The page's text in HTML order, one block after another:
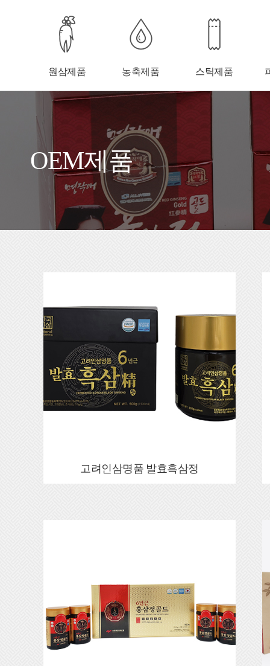
원삼제품 농축제품 스틱제품
OEM제품
고려인삼명품 발효흑삼정